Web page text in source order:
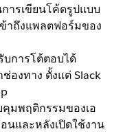
ารเขียนโค้ดรูปแบบ
าถึงแพลตฟอร์มของ
บการโต้ตอบได้
องทาง ตั้งแต่ Slack
มพฤติกรรมของเอ
นและหลังเปิดใช้งาน